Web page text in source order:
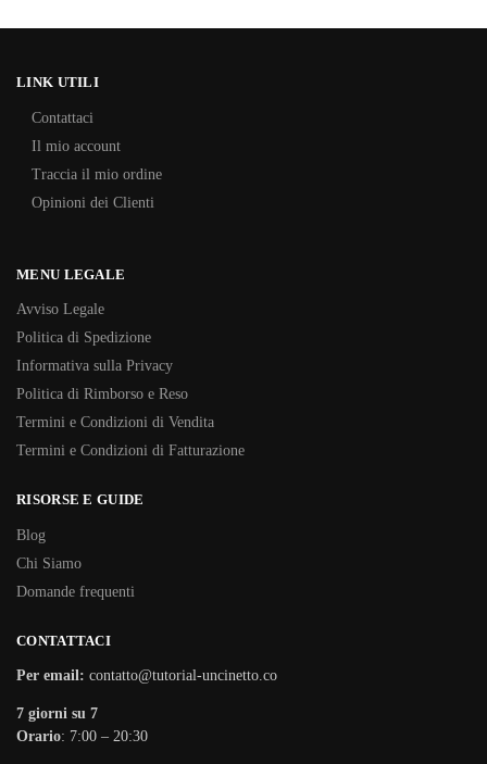
LINK UTILI
Contattaci
Il mio account
Traccia il mio ordine
Opinioni dei Clienti
MENU LEGALE
Avviso Legale
Politica di Spedizione
Informativa sulla Privacy
Politica di Rimborso e Reso
Termini e Condizioni di Vendita
Termini e Condizioni di Fatturazione
RISORSE E GUIDE
Blog
Chi Siamo
Domande frequenti
CONTATTACI
Per email: contatto@tutorial-uncinetto.co
7 giorni su 7
Orario: 7:00 – 20:30